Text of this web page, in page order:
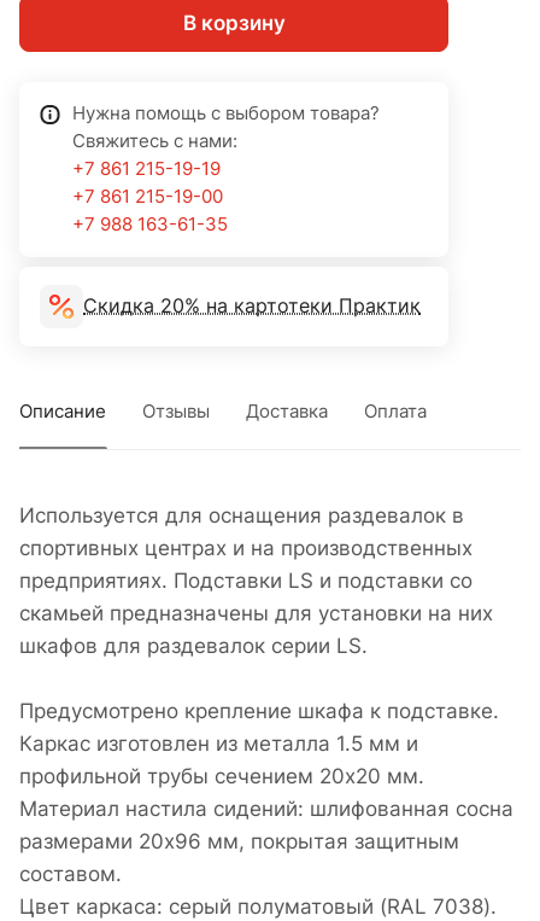
В корзину
Нужна помощь с выбором товара?
Свяжитесь с нами:
+7 861 215-19-19
+7 861 215-19-00
+7 988 163-61-35
Скидка 20% на картотеки Практик
Описание Отзывы Доставка Оплата
Используется для оснащения раздевалок в
спортивных центрах и на производственных
предприятиях. Подставки LS и подставки со
скамьей предназначены для установки на них
шкафов для раздевалок серии LS.
Предусмотрено крепление шкафа к подставке.
Каркас изготовлен из металла 1.5 мм и
профильной трубы сечением 20х20 мм.
Материал настила сидений: шлифованная сосна
размерами 20х96 мм, покрытая защитным
составом.
Цвет каркаса: серый полуматовый (RAL 7038).